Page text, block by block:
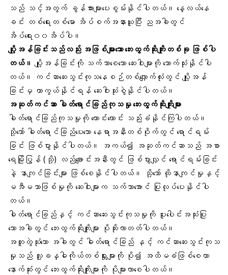
သည် သင့်အတွက် ခွန်အားများပေးစွမ်းနိုင်ပါတယ်။ နေ့လယ်နေ
ခင်း တစ်ရေးတစ်မော အိပ်စက်အနားယူပြီး ညအခါတွင်
အိပ်ရေး၀၀အိပ်ပါ။
ပျို့အန်ခြင်းသည်လည်း အဖြစ်များသော ဘေးထွက်ဆိုးကျိုးတစ်ခု ဖြစ်ပါ
တယ်။ ပျို့အန်ခြင်းကို သက်သာစေသော ဆေးဝါးများကို သောက်သုံးနိုင်ပါ
တယ်။ ကင်ဆာဆေးသွင်းကုသနေစဉ်တစ်လျှောက်လုံးတွင် ပျို့အန်
ခြင်းမှ ကာကွယ်နိုင်ရန် ဆေးဝါးသုံးစွဲနိုင်ပါတယ်။
အဆုတ်ကင်ဆာ ဓါတ်ရောင်ခြည်ကုသမှု ဘေးထွက်ဆိုးကျိုးများ
ဓါတ်ရောင်ခြည်ကုသမှုကို ကောင်းကောင်း သည်းခံနိုင်ကြပါတယ်။
သို့သော် ဓါတ်ရောင်ခြည်ပေးသော နေရာအနီးတစ်ဝိုက်တွင် ရောင်ရမ်း
ခြင်း ဖြစ်ပွားနိုင်ပါတယ်။ အကယ်၍ အဆုတ်ကင်ဆာသည် အစာ
ရေမြိုပြွန် (သို့) လည်ချောင်းအနီးတွင် ဖြစ်ပွားလျှင် ရောင်ရမ်းခြင်း
နဲ့ နာကျင်ခြင်းများ ဖြစ်စေနိုင်ပါတယ်။ သို့သော် ထိုနာကျင်မှုနှင့်
မအီမသာဖြစ်မှုကို ဆေးဝါးများက သက်သာအောင် ပြုလုပ်ပေးနိုင်ပါ
တယ်။
ဓါတ်ရောင်ခြည်နှင့် ကင်ဆာဆေးသွင်းကုသမှုကို ပူးပေါင်းအသုံးပြု
သောအခါတွင် ဘေးထွက်ဆိုးကျိုးများ ပိုဆိုးလာတတ်ပါတယ်။
အတူတွဲသုံးသော အခါတွင် ဓါတ်ရောင်ခြည် နှင့် ကင်ဆာဆေးသွင်းကုသ
မှုသည် လူ့ခန္ဓါကိုယ်တစ်ရှုးများကို ပို၍ အထိမခံဖြစ်စေကာ
နောက်ဆုံးတွင် ဘေးထွက်ဆိုးကျိုးများကို ပိုများလာစေပါတယ်။